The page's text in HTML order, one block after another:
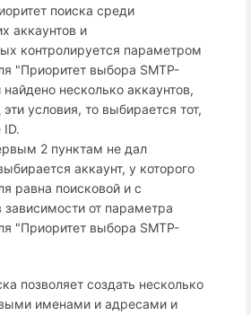
поиска среди
аккаунтов и
контролируется параметром
"Приоритет выбора SMTP-
найдено несколько аккаунтов,
условия, то выбирается тот,
2 пунктам не дал
аккаунт, у которого
равна поисковой и с
от параметра
"Приоритет выбора SMTP-
позволяет создать несколько
именами и адресами и